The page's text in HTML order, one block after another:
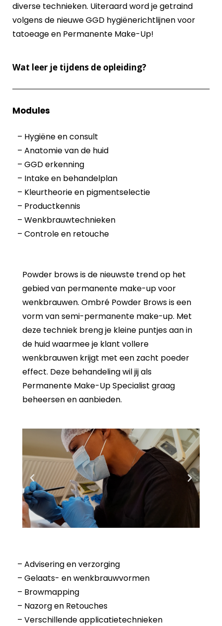
diverse technieken. Uiteraard word je getraind
volgens de nieuwe GGD hygiënerichtlijnen voor
tatoeage en Permanente Make-Up!
Wat leer je tijdens de opleiding?
Modules
– Hygiëne en consult
– Anatomie van de huid
– GGD erkenning
– Intake en behandelplan
– Kleurtheorie en pigmentselectie
– Productkennis
– Wenkbrauwtechnieken
– Controle en retouche
Powder brows is de nieuwste trend op het
gebied van permanente make-up voor
wenkbrauwen. Ombré Powder Brows is een
vorm van semi-permanente make-up. Met
deze techniek breng je kleine puntjes aan in
de huid waarmee je klant vollere
wenkbrauwen krijgt met een zacht poeder
effect. Deze behandeling wil jij als
Permanente Make-Up Specialist graag
beheersen en aanbieden.
– Advisering en verzorging
– Gelaats- en wenkbrauwvormen
– Browmapping
– Nazorg en Retouches
– Verschillende applicatietechnieken